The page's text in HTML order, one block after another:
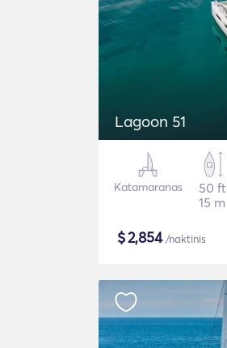
Lagoon 51
Katamaranas
50 ft
15 m
$2,854/naktinis